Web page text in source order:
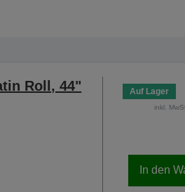
Roll, 44"
Auf Lager
inkl.
In den